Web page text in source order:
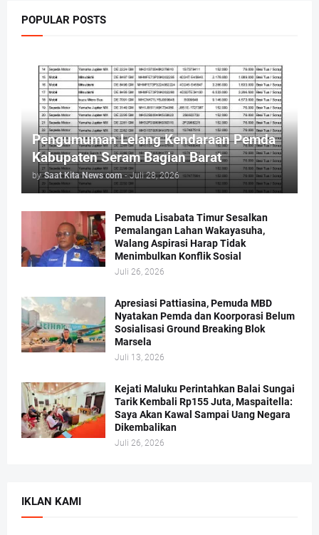
POPULAR POSTS
Pengumuman Lelang Kendaraan Pemda
Kabupaten Seram Bagian Barat
by Saat Kita News com - Juli 28, 2026
Pemuda Lisabata Timur Sesalkan
Pemalangan Lahan Wakayasuha,
Walang Aspirasi Harap Tidak
Menimbulkan Konflik Sosial
Juli 26, 2026
Apresiasi Pattiasina, Pemuda MBD
Nyatakan Pemda dan Koorporasi Belum
Sosialisasi Ground Breaking Blok
Marsela
Juli 13, 2026
Kejati Maluku Perintahkan Balai Sungai
Tarik Kembali Rp155 Juta, Maspaitella:
Saya Akan Kawal Sampai Uang Negara
Dikembalikan
Juli 26, 2026
IKLAN KAMI